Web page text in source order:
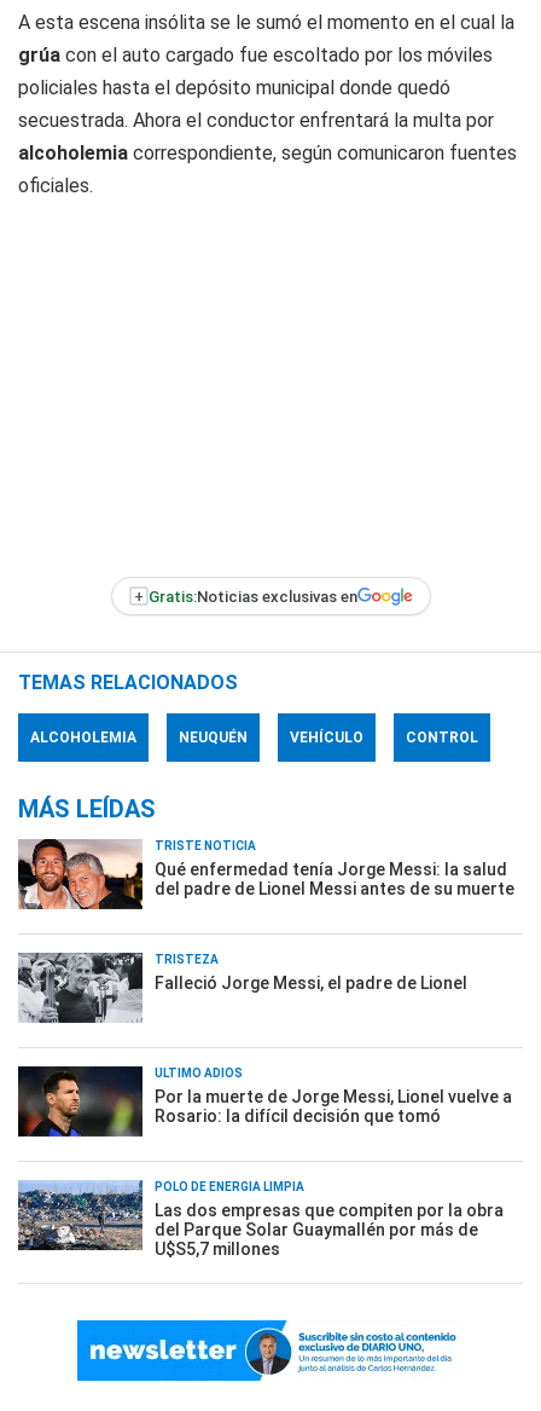
A esta escena insólita se le sumó el momento en el cual la
grúa con el auto cargado fue escoltado por los móviles
policiales hasta el depósito municipal donde quedó
secuestrada. Ahora el conductor enfrentará la multa por
alcoholemia correspondiente, según comunicaron fuentes
oficiales.
+ Gratis:Noticias exclusivas en
TEMAS RELACIONADOS
ALCOHOLEMIA NEUQUÉN VEHÍCULO CONTROL
MÁS LEÍDAS
TRISTE NOTICIA
Qué enfermedad tenía Jorge Messi: la salud
del padre de Lionel Messi antes de su muerte
TRISTEZA
Falleció Jorge Messi, el padre de Lionel
ÚLTIMO ADIÓS
Por la muerte de Jorge Messi, Lionel vuelve a
Rosario: la difícil decisión que tomó
POLO DE ENERGÍA LIMPIA
Las dos empresas que compiten por la obra
del Parque Solar Guaymallén por más de
U$S5,7 millones